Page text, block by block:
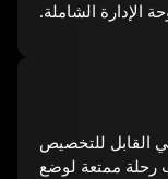
الإدارة الشاملة.
القابل للتخصيص
رحلة ممتعة لوضع